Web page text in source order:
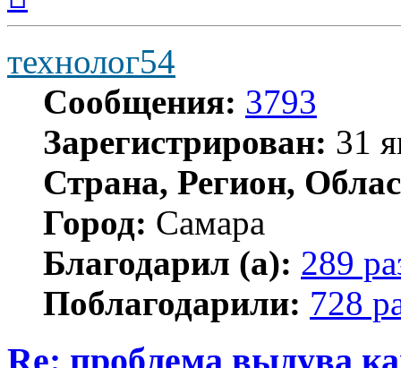
началу
технолог54
Сообщения: 3793
Зарегистрирован: 31
Страна, Регион,
Город: Самара
Благодарил (а): 289
Поблагодарили: 728